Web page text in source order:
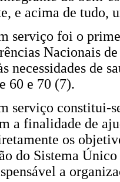
e acima de tudo,
serviço foi o
Nacionais
necessidades de
60 e 70 (7).
serviço constitui-
a finalidade de
os
do Sistema
a